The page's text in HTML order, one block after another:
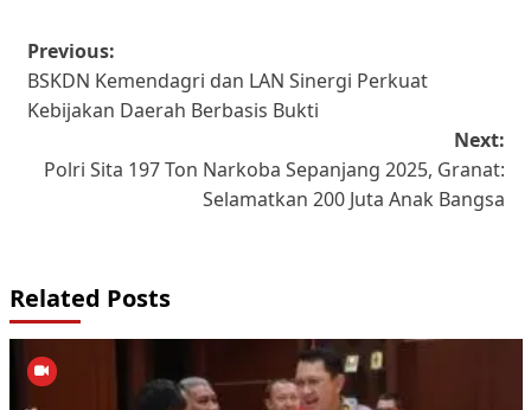
Post
navigation
Previous:
BSKDN Kemendagri dan LAN Sinergi Perkuat
Kebijakan Daerah Berbasis Bukti
Next:
Polri Sita 197 Ton Narkoba Sepanjang 2025, Granat:
Selamatkan 200 Juta Anak Bangsa
Related Posts